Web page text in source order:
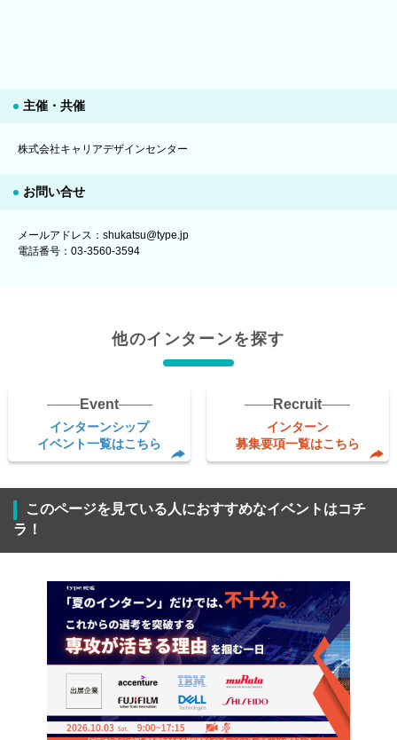
主催・共催
株式会社キャリアデザインセンター
お問い合せ
メールアドレス：shukatsu@type.jp
電話番号：03-3560-3594
他のインターンを探す
Event
インターンシップ
イベント一覧はこちら
Recruit
インターン
募集要項一覧はこちら
このページを見ている人におすすめなイベントはコチ
ラ！